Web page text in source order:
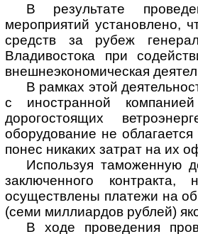
В результате
мероприятий установлено,
средств за рубеж
Владивостока при
внешнеэкономическая
В рамках этой
с иностранной
дорогостоящих
оборудование не
понес никаких затрат на их
Используя таможенную
заключенного
осуществлены платежи на
(семи миллиардов рублей)
В ходе проведения